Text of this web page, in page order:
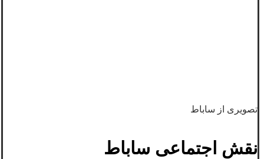
تصویری از ساباط
نقش اجتماعی ساباط